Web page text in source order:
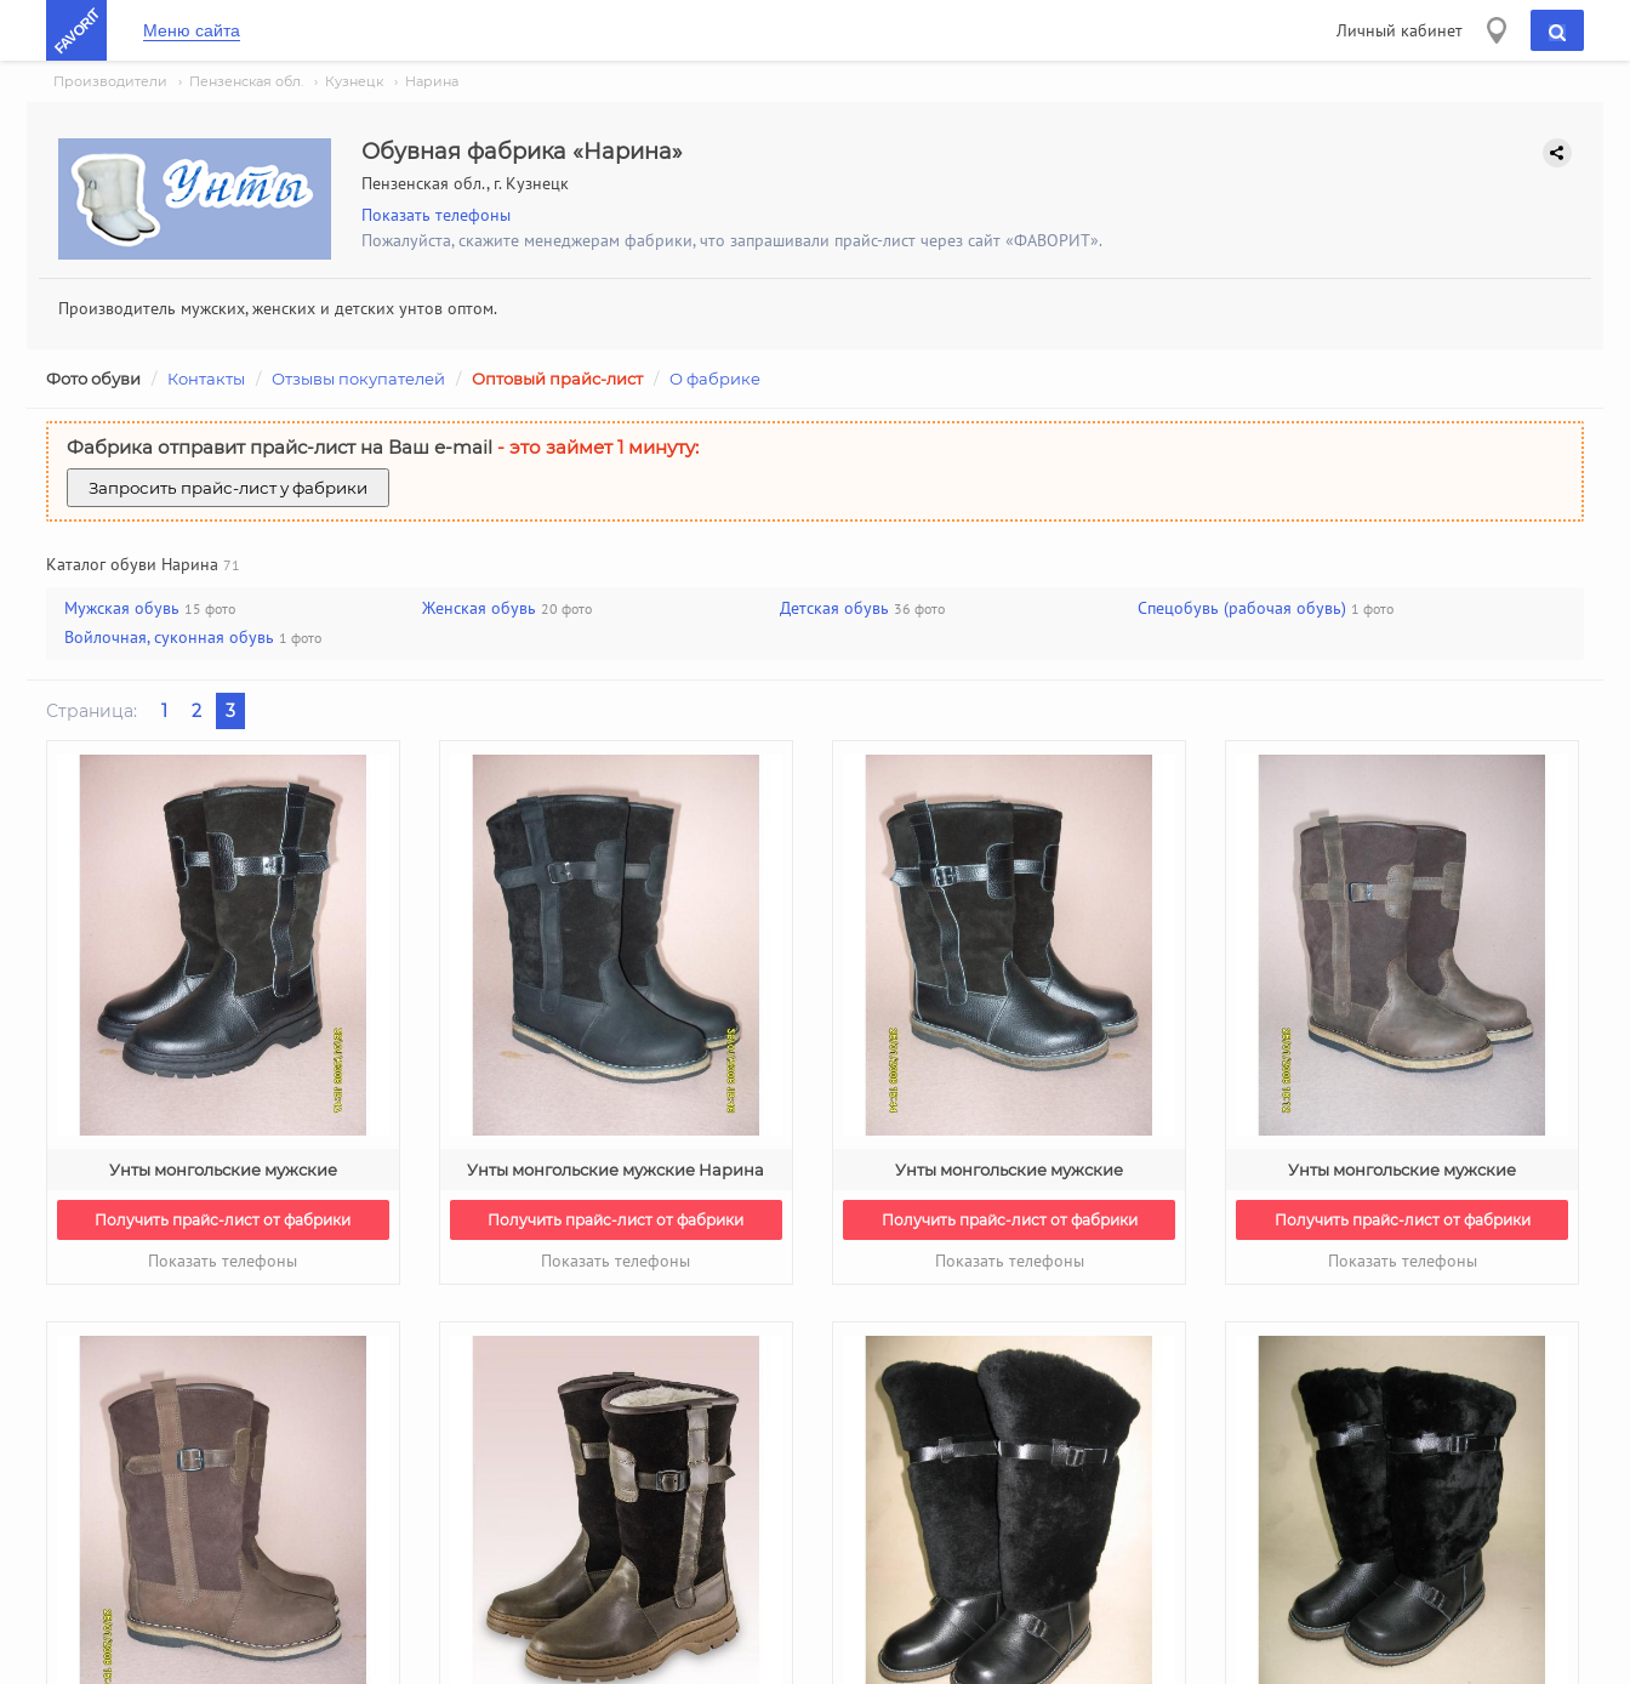
FAVORIT Меню сайта Личный кабинет
Производители › Пензенская обл. › Кузнецк › Нарина
Обувная фабрика «Нарина»
Пензенская обл., г. Кузнецк
Показать телефоны
Пожалуйста, скажите менеджерам фабрики, что запрашивали прайс-лист через сайт «ФАВОРИТ».
Производитель мужских, женских и детских унтов оптом.
Фото обуви / Контакты / Отзывы покупателей / Оптовый прайс-лист/ О фабрике
Фабрика отправит прайс-лист на Ваш е-mail - это займет 1 минуту:
Запросить прайс-лист у фабрики
Каталог обуви Нарина 71
Мужская обувь 15 фото Женская обувь 20 фото Детская обувь 36 фото Спецобувь (рабочая обувь) 1 фото
Войлочная, суконная обувь 1 фото
Страница: 1 2 3
Унты монгольские мужские
Получить прайс-лист от фабрики
Показать телефоны
Унты монгольские мужские Нарина
Получить прайс-лист от фабрики
Показать телефоны
Унты монгольские мужские
Получить прайс-лист от фабрики
Показать телефоны
Унты монгольские мужские
Получить прайс-лист от фабрики
Показать телефоны